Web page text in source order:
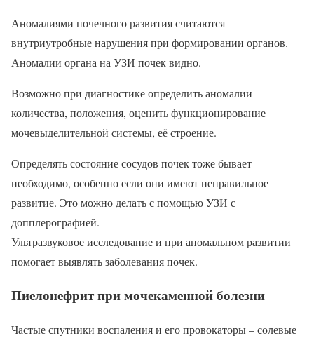
Аномалиями почечного развития считаются
внутриутробные нарушения при формировании органов.
Аномалии органа на УЗИ почек видно.
Возможно при диагностике определить аномалии
количества, положения, оценить функционирование
мочевыделительной системы, её строение.
Определять состояние сосудов почек тоже бывает
необходимо, особенно если они имеют неправильное
развитие. Это можно делать с помощью УЗИ с
допплерографией.
Ультразвуковое исследование и при аномальном развитии
помогает выявлять заболевания почек.
Пиелонефрит при мочекаменной болезни
Частые спутники воспаления и его провокаторы – солевые